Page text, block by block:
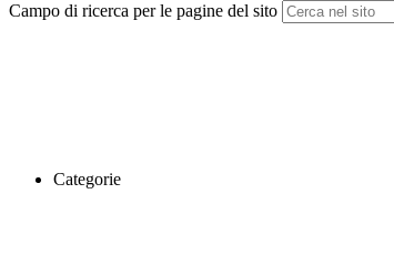
Campo di ricerca per le pagine del sito
Categorie